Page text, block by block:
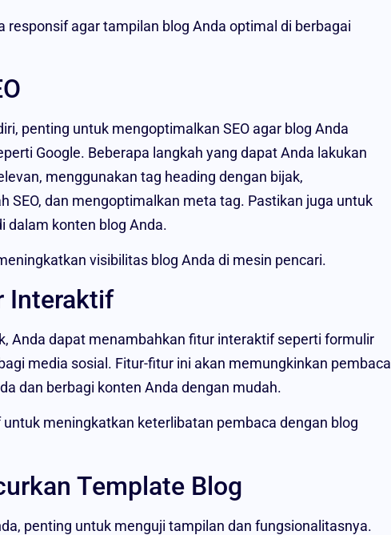
agar tampilan blog Anda optimal di berbagai
penting untuk mengoptimalkan SEO agar blog Anda
Google. Beberapa langkah yang dapat Anda lakukan
menggunakan tag heading dengan bijak,
SEO, dan mengoptimalkan meta tag. Pastikan juga untuk
dalam konten blog Anda.
visibilitas blog Anda di mesin pencari.
Interaktif
Anda dapat menambahkan fitur interaktif seperti formulir
media sosial. Fitur-fitur ini akan memungkinkan pembaca
dan berbagi konten Anda dengan mudah.
meningkatkan keterlibatan pembaca dengan blog
Template Blog
penting untuk menguji tampilan dan fungsionalitasnya.